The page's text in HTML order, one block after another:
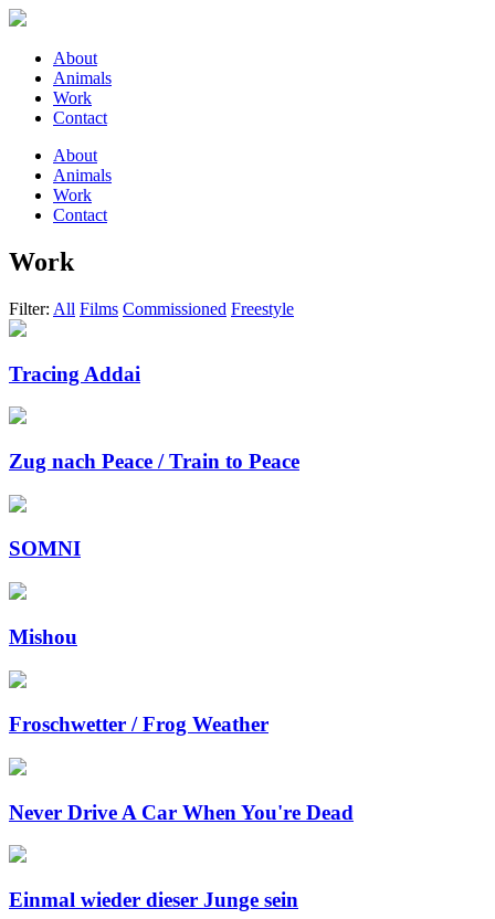
About
Animals
Work
Contact
About
Animals
Work
Contact
Work
Filter: All Films Commissioned Freestyle
Tracing Addai
Zug nach Peace / Train to Peace
SOMNI
Mishou
Froschwetter / Frog Weather
Never Drive A Car When You're Dead
Einmal wieder dieser Junge sein